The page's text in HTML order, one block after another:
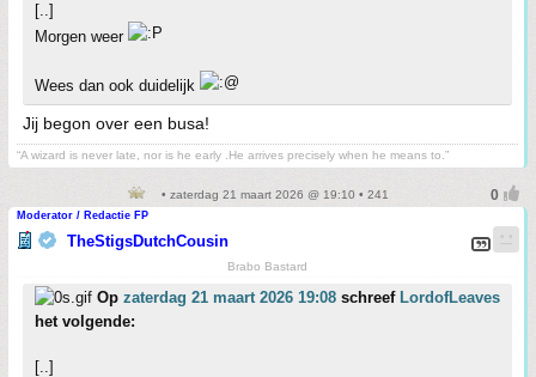
[..]
Morgen weer
Wees dan ook duidelijk
Jij begon over een busa!
“A wizard is never late, nor is he early .He arrives precisely when he means to.”
• zaterdag 21 maart 2026 @ 19:10 • 241
Moderator / Redactie FP
TheStigsDutchCousin
Brabo Bastard
Op zaterdag 21 maart 2026 19:08 schreef LordofLeaves
het volgende:
[..]